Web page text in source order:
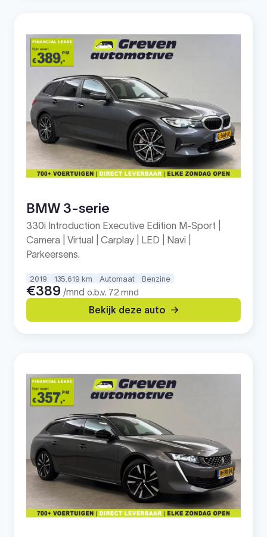
BMW 3-serie
330i Introduction Executive Edition M-Sport |
Camera | Virtual | Carplay | LED | Navi |
Parkeersens.
2019 135.619 km Automaat Benzine
€389 /mnd o.b.v. 72 mnd
Bekijk deze auto